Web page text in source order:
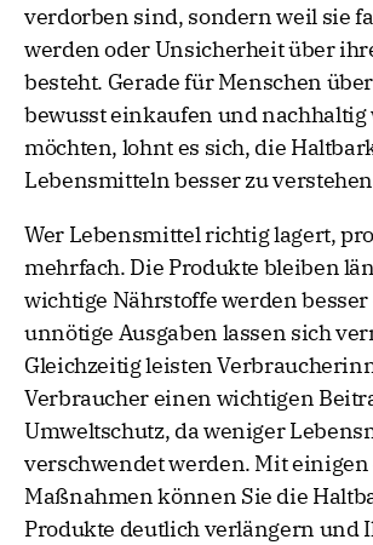
verdorben sind, sondern weil sie
werden oder Unsicherheit über
besteht. Gerade für Menschen
bewusst einkaufen und
möchten, lohnt es sich, die
Lebensmitteln besser zu
Wer Lebensmittel richtig lagert,
mehrfach. Die Produkte bleiben
wichtige Nährstoffe werden
unnötige Ausgaben lassen sich
Gleichzeitig leisten
Verbraucher einen wichtigen
Umweltschutz, da weniger
verschwendet werden. Mit
Maßnahmen können Sie die
Produkte deutlich verlängern und